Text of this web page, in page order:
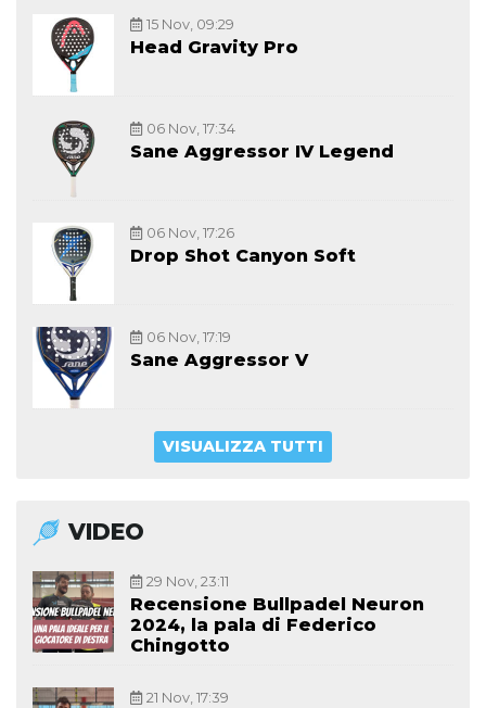
15 Nov, 09:29
Head Gravity Pro
06 Nov, 17:34
Sane Aggressor IV Legend
06 Nov, 17:26
Drop Shot Canyon Soft
06 Nov, 17:19
Sane Aggressor V
VISUALIZZA TUTTI
VIDEO
29 Nov, 23:11
Recensione Bullpadel Neuron
2024, la pala di Federico
Chingotto
21 Nov, 17:39